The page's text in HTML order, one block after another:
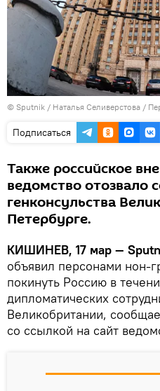
© Sputnik / Наталья Селиверстова /
Подписаться
Также российское
ведомство отозвало
генконсульства
Петербурге.
КИШИНЕВ, 17 мар —
объявил персонами нон-
покинуть Россию в
дипломатических
Великобритании,
со ссылкой на сайт